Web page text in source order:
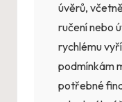
úvěrů,
ručení nebo
rychlému
podmínkám
potřebné